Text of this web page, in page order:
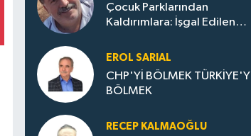
Çocuk Parklarından
Kaldırımlara: İşgal Edilen
Evler Çöp Dolu
EROL SARIAL
CHP'Yİ BÖLMEK TÜRKİYE'Yİ
BÖLMEK
RECEP KALMAOĞLU